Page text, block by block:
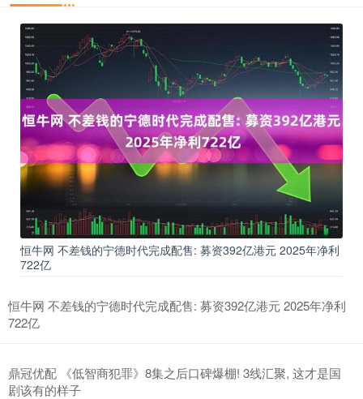
恒牛网 不差钱的宁德时代完成配售: 募资392亿港元 2025年净利
722亿
恒牛网 不差钱的宁德时代完成配售: 募资392亿港元 2025年净利
722亿
鼎冠优配 《低智商犯罪》8集之后口碑爆棚! 3线汇聚, 这才是国
剧该有的样子